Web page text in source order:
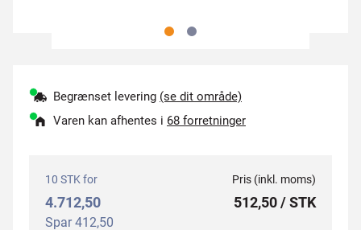
Begrænset levering (se dit område)
Varen kan afhentes i 68 forretninger
10 STK for
4.712,50
Spar 412,50
Pris (inkl. moms)
512,50 / STK